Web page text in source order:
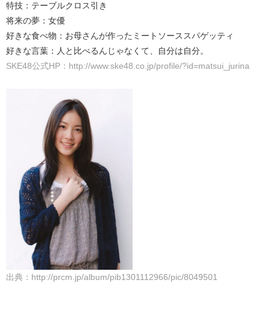
特技：テーブルクロス引き
将来の夢：女優
好きな食べ物：お母さんが作ったミートソーススパゲッティ
好きな言葉：人と比べるんじゃなくて、自分は自分。
SKE48公式HP：http://www.ske48.co.jp/profile/?id=matsui_jurina
出典：http://prcm.jp/album/pib1301112966/pic/8049501